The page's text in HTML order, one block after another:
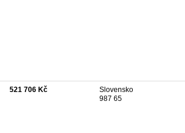
521 706 Kč
Slovensko
987 65